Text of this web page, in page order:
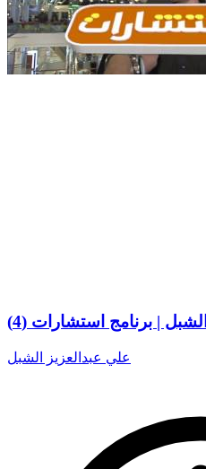
| برنامج استشارات (4)
علي عبدالعزيز الشبل